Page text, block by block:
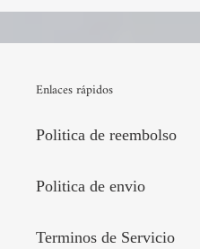
Enlaces rápidos
Politica de reembolso
Politica de envio
Terminos de Servicio